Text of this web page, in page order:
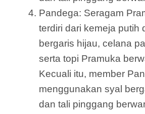
Pandega: Seragam
terdiri dari kemeja putih
bergaris hijau, celana
serta topi Pramuka
Kecuali itu, member
menggunakan syal
dan tali pinggang